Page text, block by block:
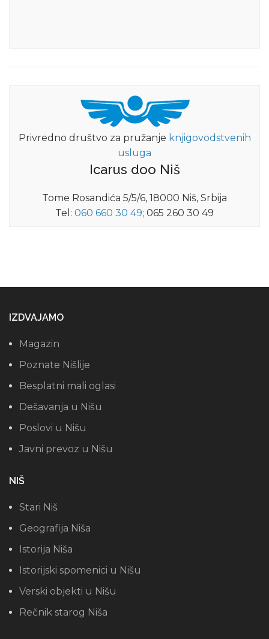
Privredno društvo za pružanje knjigovodstvenih
usluga
Icarus doo Niš
Tome Rosandića 5/5/6, 18000 Niš, Srbija
Tel: 060 660 30 49; 065 260 30 49
IZDVAJAMO
Magazin
Poznate Nišlije
Besplatni mali oglasi
Dešavanja u Nišu
Poslovi u Nišu
Javni prevoz u Nišu
NIŠ
Stari Niš
Geografija Niša
Istorija Niša
Istorijski spomenici u Nišu
Verski objekti u Nišu
Rečnik starog Niša